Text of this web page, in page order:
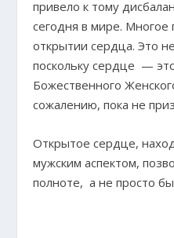
привело к тому
сегодня в мире. Многое
открытии сердца. Это
поскольку сердце —
Божественного
сожалению, пока не
Открытое сердце,
мужским аспектом,
полноте, а не просто